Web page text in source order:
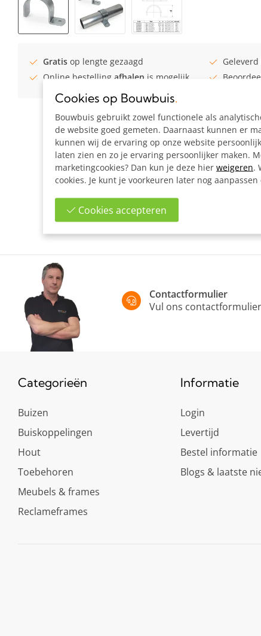
Gratis op lengte gezaagd Geleverd
Online bestelling afhalen is mogelijk
Contactformulier
Vul ons
Categorieën
Buizen
Buiskoppelingen
Hout
Toebehoren
Meubels & frames
Reclameframes
Informatie
Login
Levertijd
Bestel informatie
Blogs & laatste
Cookies op Bouwbuis.
Bouwbuis gebruikt zowel functionele als
de website goed gemeten. Daarnaast kunnen er
kunnen wij de ervaring op onze website
laten zien en zo je ervaring persoonlijker maken.
marketingcookies? Dan kun je deze hier weigeren.
cookies. Je kunt je voorkeuren later nog
Cookies accepteren